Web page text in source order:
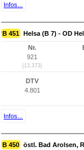
Infos...
B 451 Helsa (B 7) - OD
Nr.
921
(13.373)
DTV
4.801
Infos...
B 450 östl. Bad Arolsen,